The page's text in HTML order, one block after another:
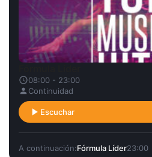
08:00 - 23:00
Continuidad
Escuchar
A continuación:Fórmula Líder23:00